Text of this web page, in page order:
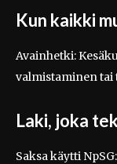
Kun kaikki
Avainhetki:
valmistaminen tai
Laki, joka
Saksa käytti